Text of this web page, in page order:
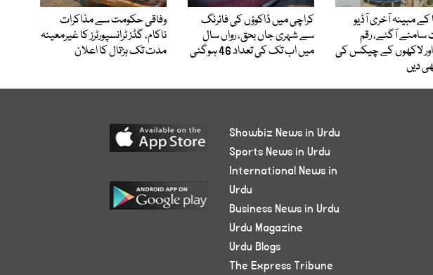
مبینہ آخری آڈیو
سامنے آگئے، رقم
لاکھوں کے چیکس کی
دیں
کراچی میں ڈاکوؤں کی فائرنگ
سے شہری جاں بحق، رواں سال
میں اب تک کی تعداد 46 ہوگئی
وفاقی حکومت سے مذاکرات
ناکام، گڈز ٹرانسپورٹرز کا غیرمعینہ
مدت تک ہڑتال کا اعلان
Showbiz News in Urdu
Sports News in Urdu
International News in
Urdu
Business News in Urdu
Urdu Magazine
Urdu Blogs
The Express Tribune